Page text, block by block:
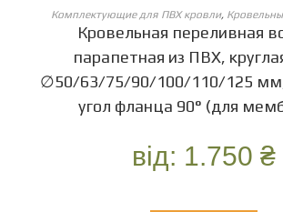
ОБЕРІТЬ ОПЦІЇ
Комплектующие для ПВХ кровли,
Кровельная переливная
парапетная из ПВХ,
∅50/63/75/90/100/110/125
угол фланца 90° (для
від: 1.750 ₴